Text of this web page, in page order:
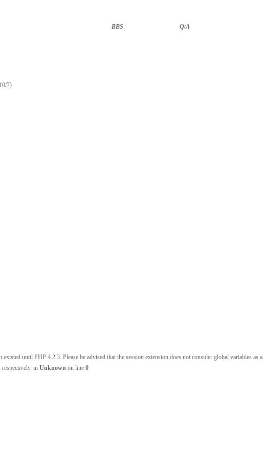
BBS Q/A
7)
until PHP 4.2.3. Please be advised that the session extension does not consider global variables
in Unknown on line 0